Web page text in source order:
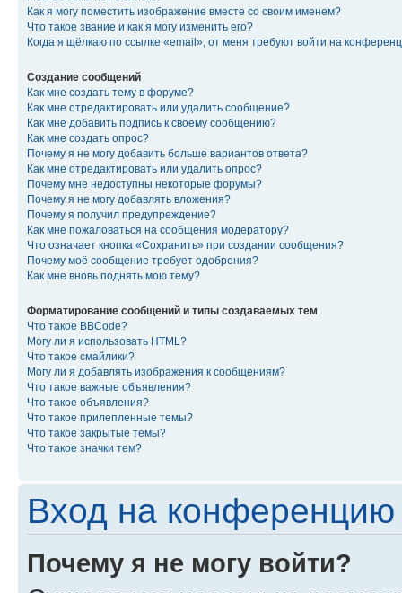
Как я могу поместить изображение вместе со своим именем?
Что такое звание и как я могу изменить его?
Когда я щёлкаю по ссылке «email», от меня требуют войти на
Создание сообщений
Как мне создать тему в форуме?
Как мне отредактировать или удалить сообщение?
Как мне добавить подпись к своему сообщению?
Как мне создать опрос?
Почему я не могу добавить больше вариантов ответа?
Как мне отредактировать или удалить опрос?
Почему мне недоступны некоторые форумы?
Почему я не могу добавлять вложения?
Почему я получил предупреждение?
Как мне пожаловаться на сообщения модератору?
Что означает кнопка «Сохранить» при создании сообщения?
Почему моё сообщение требует одобрения?
Как мне вновь поднять мою тему?
Форматирование сообщений и типы создаваемых тем
Что такое BBCode?
Могу ли я использовать HTML?
Что такое смайлики?
Могу ли я добавлять изображения к сообщениям?
Что такое важные объявления?
Что такое объявления?
Что такое прилепленные темы?
Что такое закрытые темы?
Что такое значки тем?
Вход на конференцию
Почему я не могу войти?